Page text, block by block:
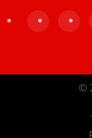
©